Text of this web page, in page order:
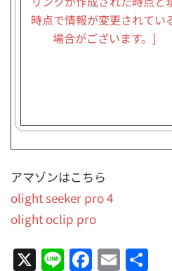
アマゾンはこちら
olight seeker pro 4
olight oclip pro
Line Facebook
Email